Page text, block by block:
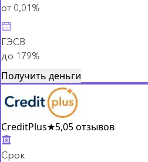
от 0,01%
ГЭСВ
до 179%
Получить деньги
CreditPlus★5,05 отзывов
Срок